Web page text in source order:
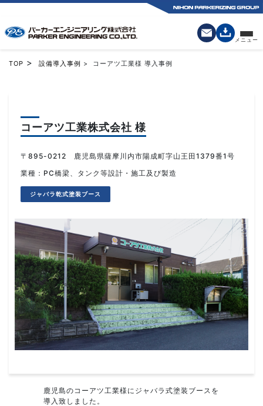
TOP > 設備導入事例 > コーアツ工業様 導入事例
コーアツ工業株式会社 様
〒895-0212 鹿児島県薩摩川内市陽成町字山王田1379番1号
業種：PC橋梁、タンク等設計・施工及び製造
ジャバラ乾式塗装ブース
鹿児島のコーアツ工業様にジャバラ式塗装ブースを
導入致しました。